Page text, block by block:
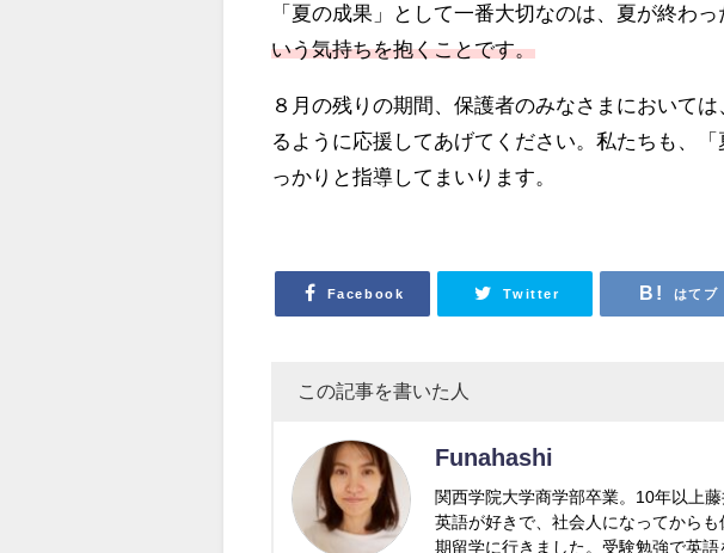
「夏の成果」として一番大切なのは、夏が終わ
いう気持ちを抱くことです。
８月の残りの期間、保護者のみなさまにおいて
るように応援してあげてください。私たちも、
っかりと指導してまいります。
Facebook Twitter はてブ
この記事を書いた人
Funahashi
関西学院大学商学部卒業。10年以上
英語が好きで、社会人になってから
期留学に行きました。受験勉強で英